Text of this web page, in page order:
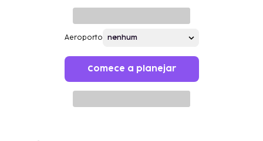
Aeroporto
Comece a planejar